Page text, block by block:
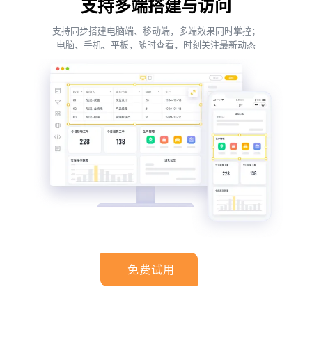
支持多端搭建与访问
支持同步搭建电脑端、移动端，多端效果同时掌控；
电脑、手机、平板，随时查看，时刻关注最新动态
免费试用